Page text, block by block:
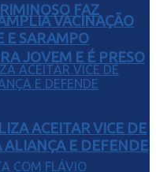
FAZ
JOVEM E É PRESO
VACINAÇÃO
E SARAMPO
ACEITAR VICE DE
E DEFENDE